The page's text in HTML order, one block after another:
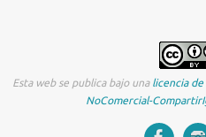
Esta web se publica bajo unalicencia
NoComercial-